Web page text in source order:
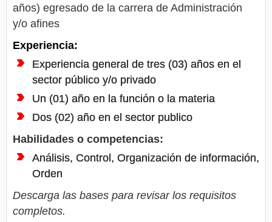
años) egresado de la carrera de Administración
y/o afines
Experiencia:
Experiencia general de tres (03) años en el
sector público y/o privado
Un (01) año en la función o la materia
Dos (02) año en el sector publico
Habilidades o competencias:
Análisis, Control, Organización de información,
Orden
Descarga las bases para revisar los requisitos
completos.